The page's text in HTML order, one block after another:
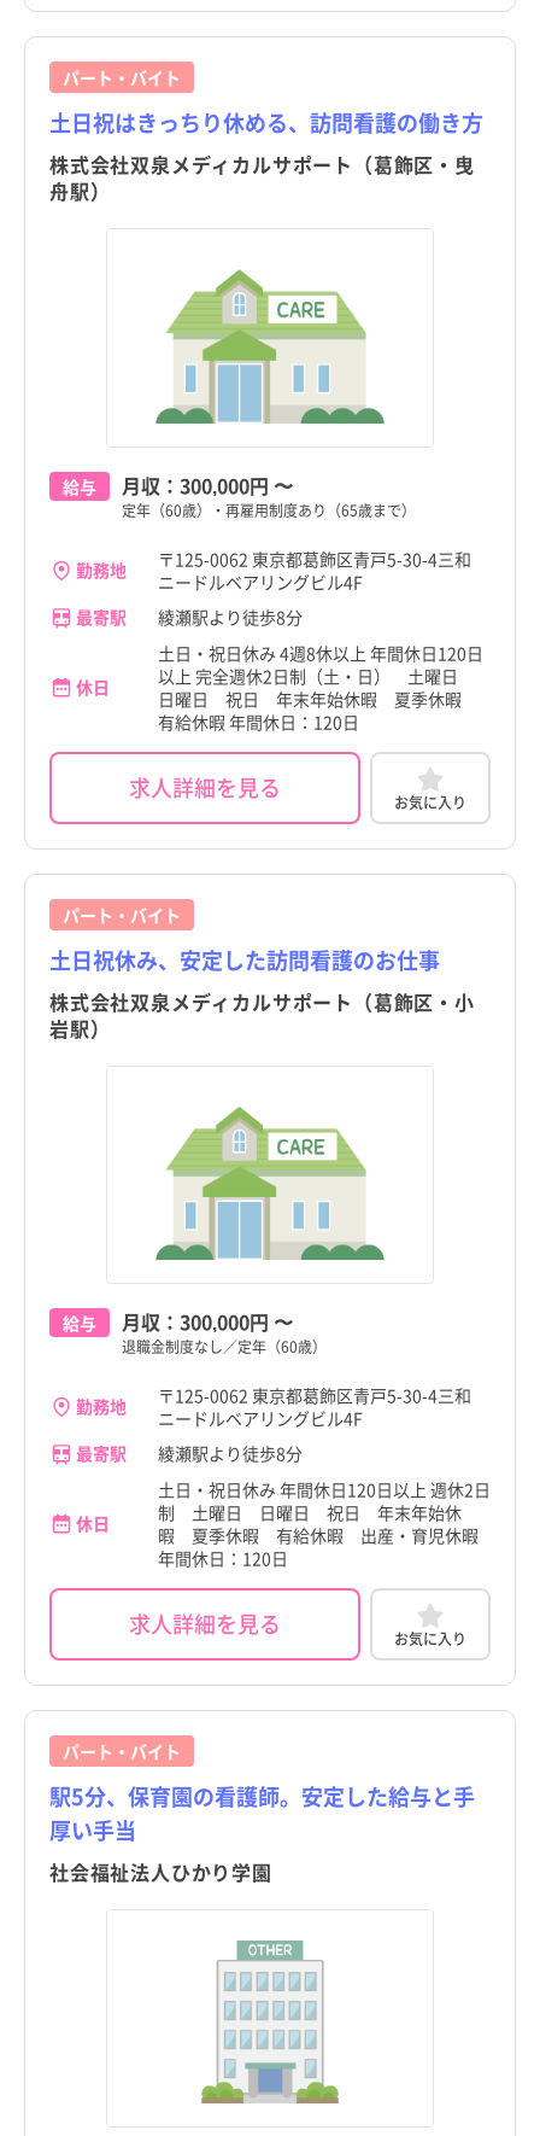
パート・バイト
土日祝はきっちり休める、訪問看護の働き方
株式会社双泉メディカルサポート（葛飾区・曳
舟駅）
給与 月収： 300,000円 〜
定年（60歳）・再雇用制度あり（65歳まで）
勤務地
〒125-0062 東京都葛飾区青戸5-30-4三和
ニードルベアリングビル4F
最寄駅
綾瀬駅より徒歩8分
休日
土日・祝日休み 4週8休以上 年間休日120日
以上 完全週休2日制（土・日） 土曜日
日曜日 祝日 年末年始休暇 夏季休暇
有給休暇 年間休日：120日
求人詳細を見る お気に入り
パート・バイト
土日祝休み、安定した訪問看護のお仕事
株式会社双泉メディカルサポート（葛飾区・小
岩駅）
給与 月収： 300,000円 〜
退職金制度なし／定年（60歳）
勤務地
〒125-0062 東京都葛飾区青戸5-30-4三和
ニードルベアリングビル4F
最寄駅
綾瀬駅より徒歩8分
休日
土日・祝日休み 年間休日120日以上 週休2日
制 土曜日 日曜日 祝日 年末年始休
暇 夏季休暇 有給休暇 出産・育児休暇
年間休日：120日
求人詳細を見る お気に入り
パート・バイト
駅5分、保育園の看護師。安定した給与と手
厚い手当
社会福祉法人ひかり学園